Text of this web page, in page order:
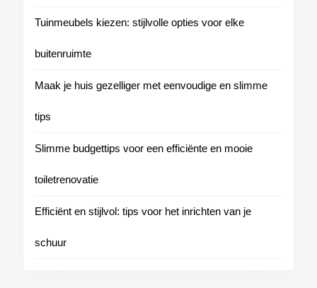
Tuinmeubels kiezen: stijlvolle opties voor elke
buitenruimte
Maak je huis gezelliger met eenvoudige en slimme
tips
Slimme budgettips voor een efficiënte en mooie
toiletrenovatie
Efficiënt en stijlvol: tips voor het inrichten van je
schuur